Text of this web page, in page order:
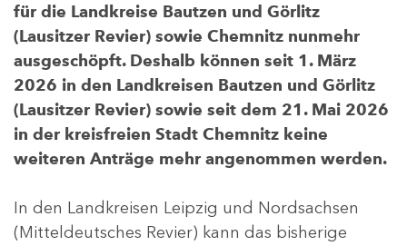
für die Landkreise Bautzen und Görlitz
(Lausitzer Revier) sowie Chemnitz nunmehr
ausgeschöpft. Deshalb können seit 1. März
2026 in den Landkreisen Bautzen und Görlitz
(Lausitzer Revier) sowie seit dem 21. Mai 2026
in der kreisfreien Stadt Chemnitz keine
weiteren Anträge mehr angenommen werden.
In den Landkreisen Leipzig und Nordsachsen
(Mitteldeutsches Revier) kann das bisherige